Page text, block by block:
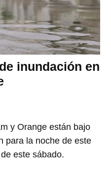
inundación en
y Orange están bajo
para la noche de este
este sábado.